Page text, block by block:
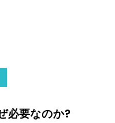
必要なのか?